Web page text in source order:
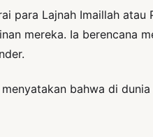
para Lajnah Imaillah
mereka. Ia berencana
bahwa di